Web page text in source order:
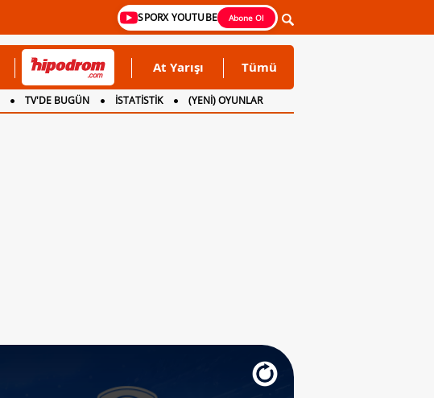
SPORX YOUTUBE Abone Ol
At Yarışı Tümü
TV'DE BUGÜN İSTATİSTİK
(YENİ) OYUNLAR